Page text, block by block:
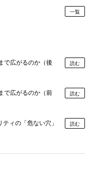
一覧
で広がるのか（後
読む
で広がるのか（前
読む
ィの「危ない穴」
読む